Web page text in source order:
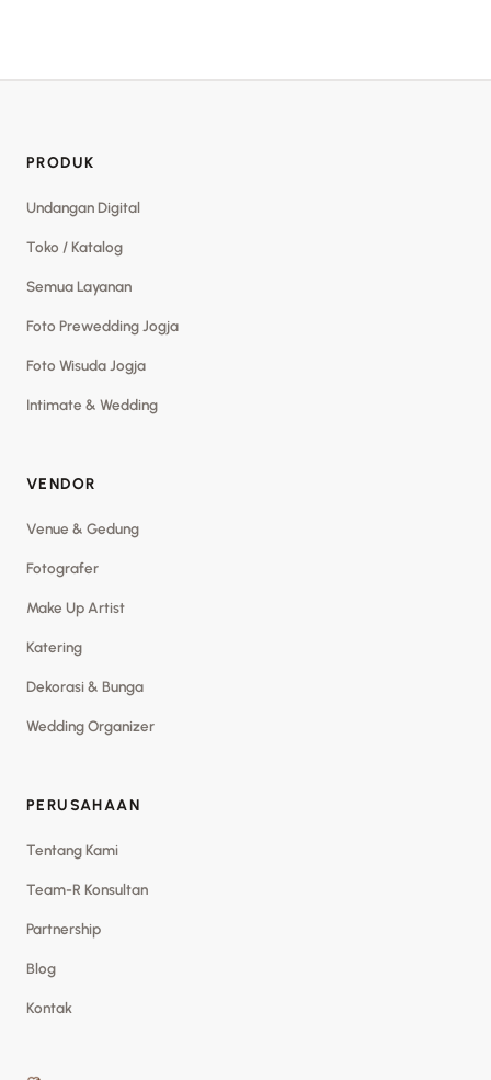
PRODUK
Undangan Digital
Toko / Katalog
Semua Layanan
Foto Prewedding Jogja
Foto Wisuda Jogja
Intimate & Wedding
VENDOR
Venue & Gedung
Fotografer
Make Up Artist
Katering
Dekorasi & Bunga
Wedding Organizer
PERUSAHAAN
Tentang Kami
Team-R Konsultan
Partnership
Blog
Kontak